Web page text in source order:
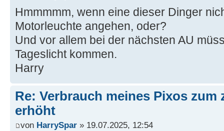
Hmmmmm, wenn eine dieser Dinger
Motorleuchte angehen, oder?
Und vor allem bei der nächsten AU
Tageslicht kommen.
Harry
Re: Verbrauch meines Pixos zum
erhöht
von HarrySpar » 19.07.2025, 12:54